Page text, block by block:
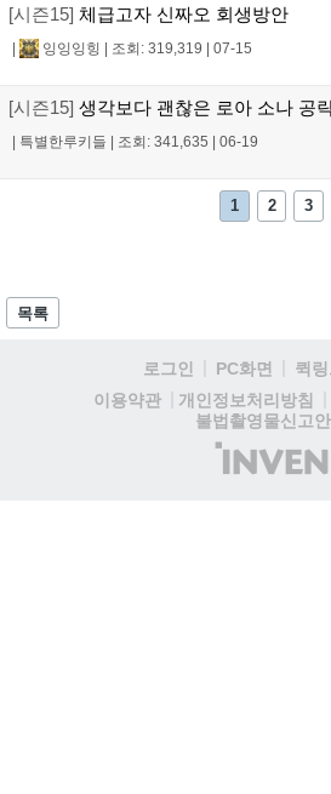
[시즌15] 체급고자 신짜오 회생방안
| 잉잉잉힝 | 조회: 319,319 | 07-15
[시즌15] 생각보다 괜찮은 로아 소나 공
| 특별한루키들 | 조회: 341,635 | 06-19
1 2 3
목록
로그인 PC화면 퀵링
이용약관
개인정보처리방침
불법촬영물신고안
(주)
인